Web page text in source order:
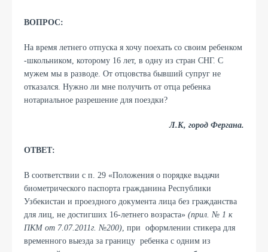
ВОПРОС:
На время летнего отпуска я хочу поехать со своим ребенком
-школьником, которому 16 лет, в одну из стран СНГ. С
мужем мы в разводе. От отцовства бывший супруг не
отказался. Нужно ли мне получить от отца ребенка
нотариальное разрешение для поездки?
Л.К, город Фергана.
ОТВЕТ:
В соответствии с п. 29 «Положения о порядке выдачи
биометрического паспорта гражданина Республики
Узбекистан и проездного документа лица без гражданства
для лиц, не достигших 16-летнего возраста» (прил. № 1 к
ПКМ от 7.07.2011г. №200) , при оформлении стикера для
временного выезда за границу ребенка с одним из